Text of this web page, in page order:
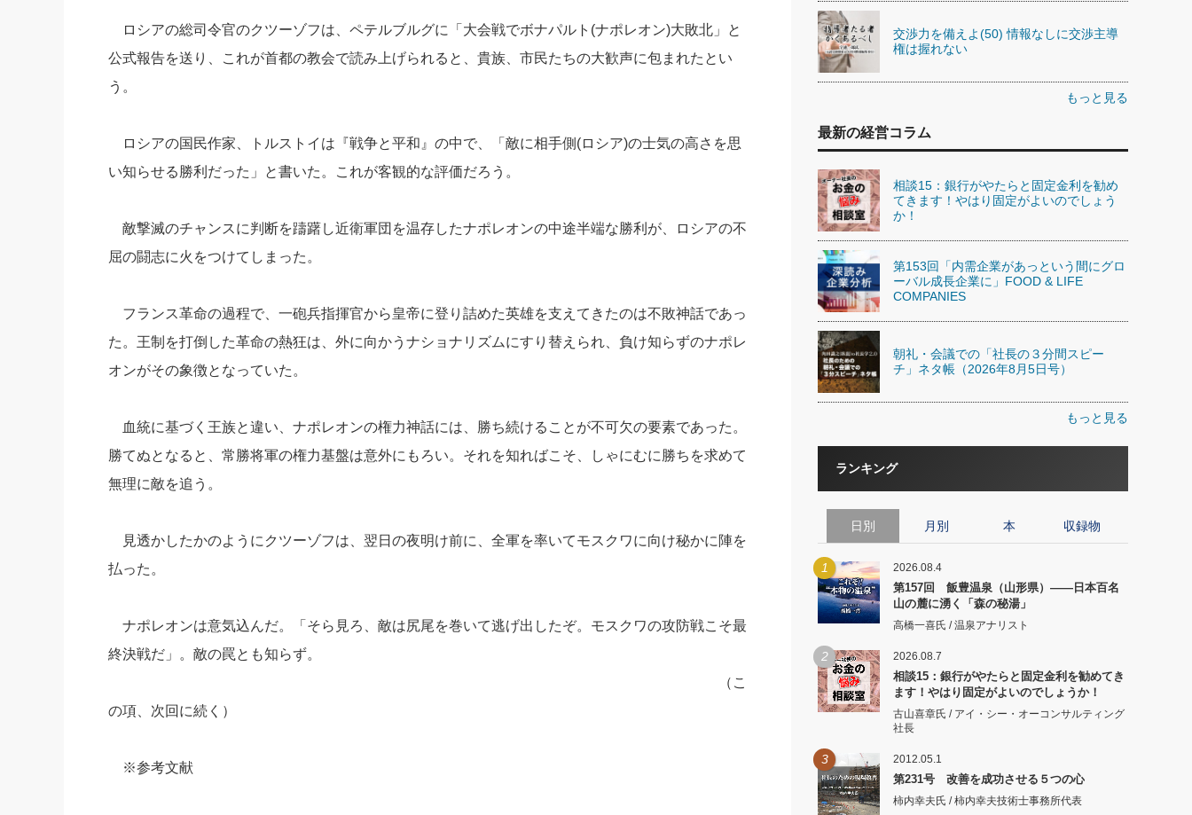
ロシアの総司令官のクツーゾフは、ペテルブルグに「大会戦でボナパルト(ナポレオン)大敗北」と
公式報告を送り、これが首都の教会で読み上げられると、貴族、市民たちの大歓声に包まれたとい
う。
ロシアの国民作家、トルストイは『戦争と平和』の中で、「敵に相手側(ロシア)の士気の高さを思
い知らせる勝利だった」と書いた。これが客観的な評価だろう。
敵撃滅のチャンスに判断を躊躇し近衛軍団を温存したナポレオンの中途半端な勝利が、ロシアの不
屈の闘志に火をつけてしまった。
フランス革命の過程で、一砲兵指揮官から皇帝に登り詰めた英雄を支えてきたのは不敗神話であっ
た。王制を打倒した革命の熱狂は、外に向かうナショナリズムにすり替えられ、負け知らずのナポレ
オンがその象徴となっていた。
血統に基づく王族と違い、ナポレオンの権力神話には、勝ち続けることが不可欠の要素であった。
勝てぬとなると、常勝将軍の権力基盤は意外にもろい。それを知ればこそ、しゃにむに勝ちを求めて
無理に敵を追う。
見透かしたかのようにクツーゾフは、翌日の夜明け前に、全軍を率いてモスクワに向け秘かに陣を
払った。
ナポレオンは意気込んだ。「そら見ろ、敵は尻尾を巻いて逃げ出したぞ。モスクワの攻防戦こそ最
終決戦だ」。敵の罠とも知らず。
（こ
の項、次回に続く）
※参考文献
交渉力を備えよ(50) 情報なしに交渉主導
権は握れない
もっと見る
最新の経営コラム
相談15：銀行がやたらと固定金利を勧め
てきます！やはり固定がよいのでしょう
か！
第153回「内需企業があっという間にグロ
ーバル成長企業に」FOOD & LIFE
COMPANIES
朝礼・会議での「社長の３分間スピー
チ」ネタ帳（2026年8月5日号）
もっと見る
ランキング
日別 月別 本 収録物
1 2026.08.4
第157回 飯豊温泉（山形県）――日本百名
山の麓に湧く「森の秘湯」
高橋一喜氏 / 温泉アナリスト
2 2026.08.7
相談15：銀行がやたらと固定金利を勧めてき
ます！やはり固定がよいのでしょうか！
古山喜章氏 / アイ・シー・オーコンサルティング
社長
3 2012.05.1
第231号 改善を成功させる５つの心
柿内幸夫氏 / 柿内幸夫技術士事務所代表